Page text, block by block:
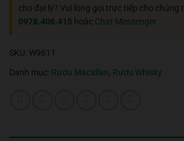
cho đại lý? Vui lòng gọi trực tiếp cho chúng
0978.406.415 hoặc Chat Messenger
SKU: W9611
Danh mục: Rượu Macallan, Rượu Whisky